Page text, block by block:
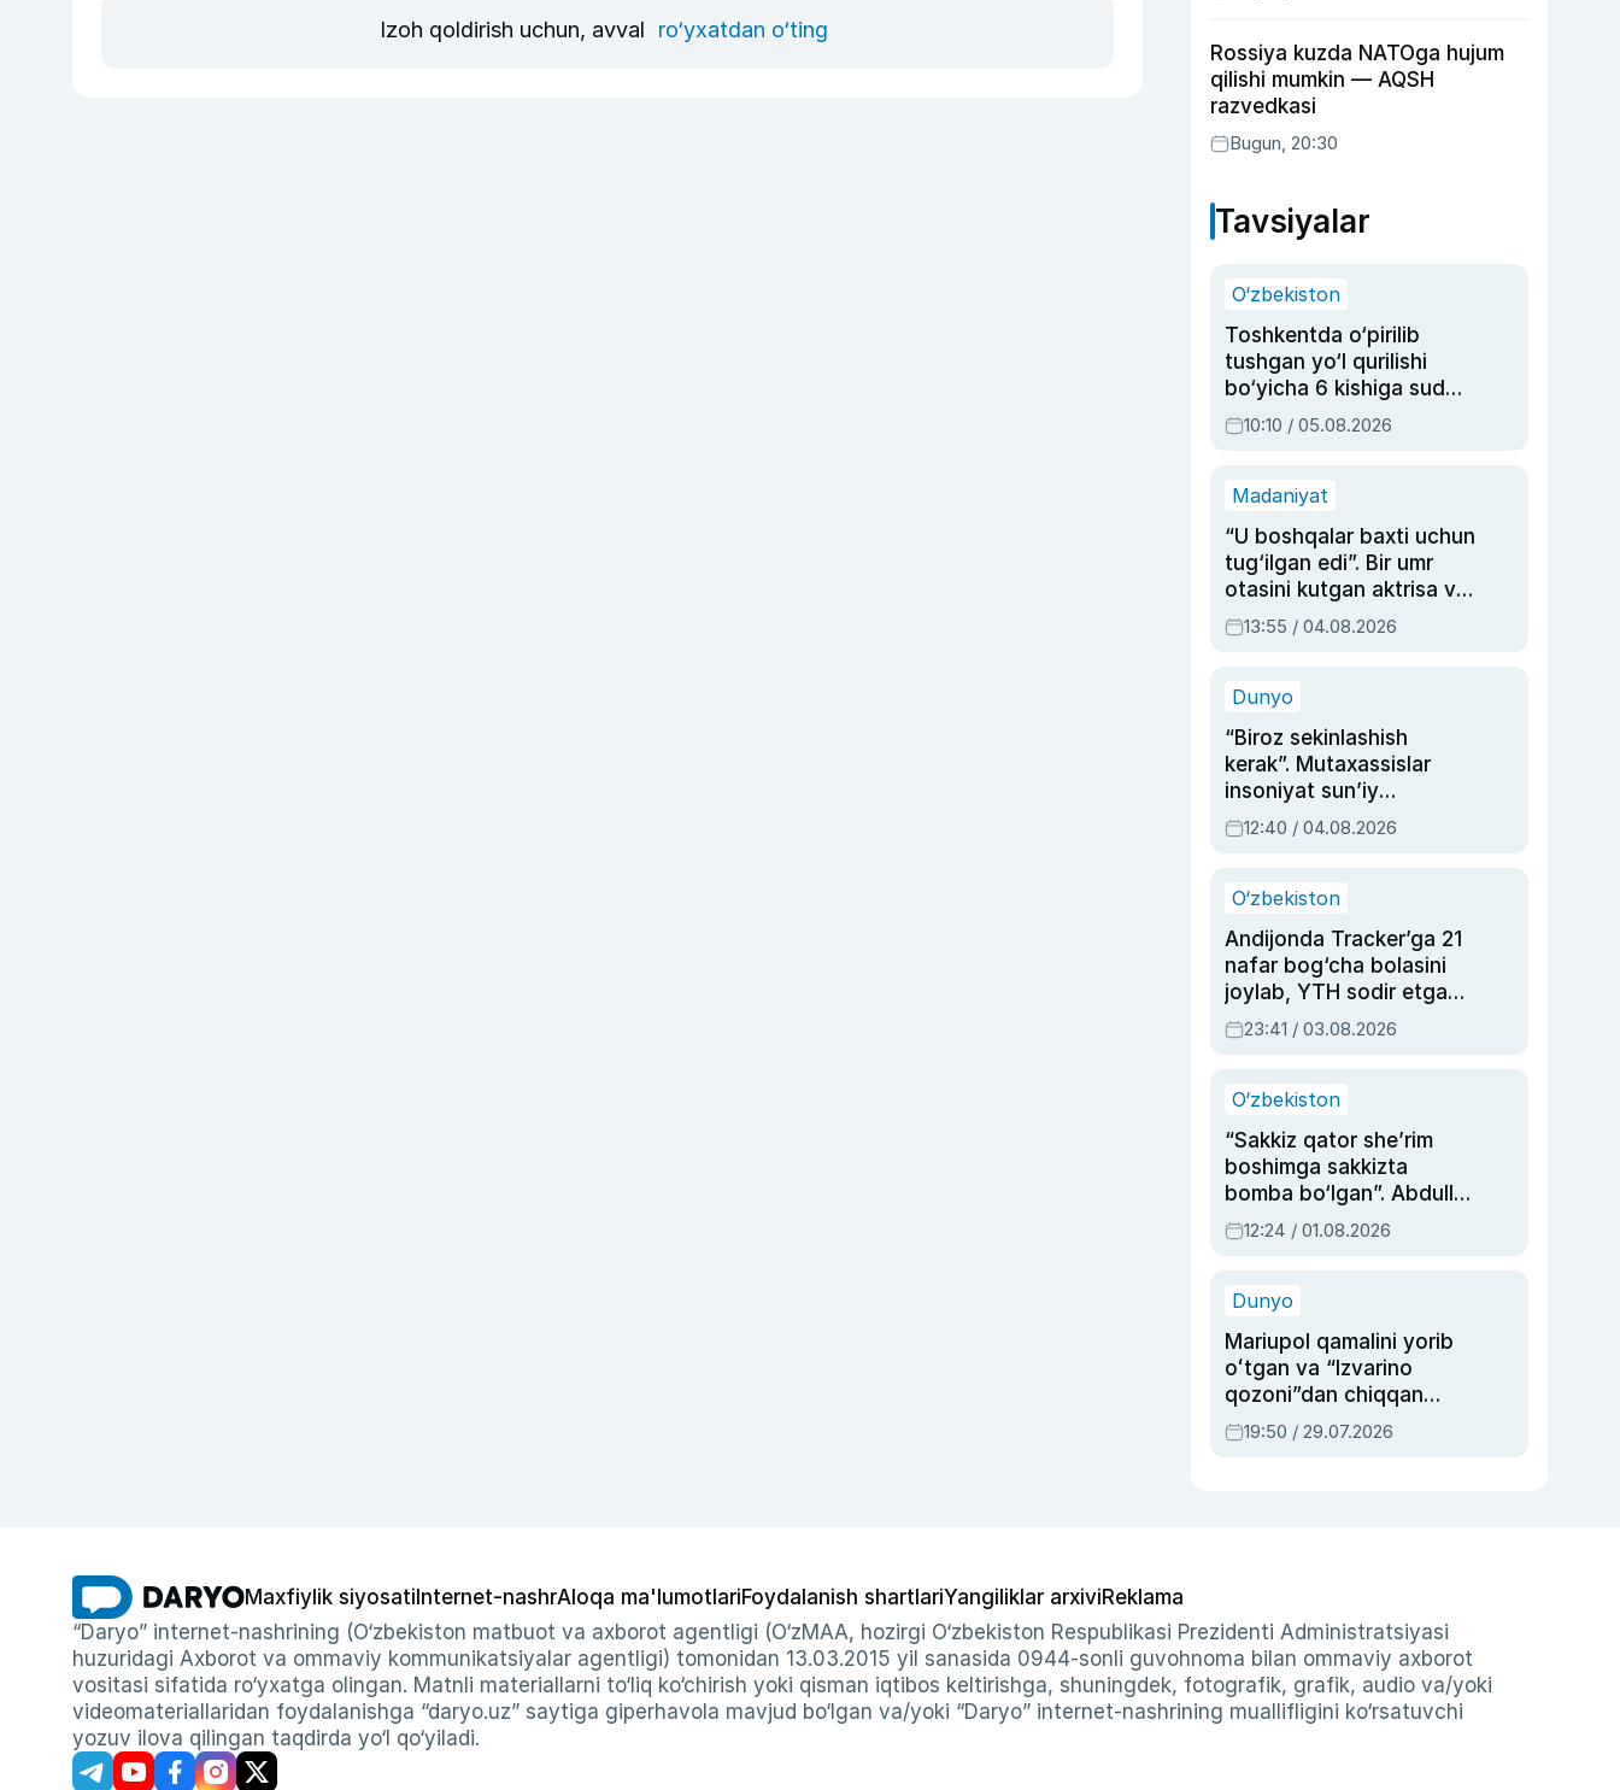
Izoh qoldirish uchun, avval ro‘yxatdan o‘ting
Rossiya kuzda NATOga hujum
qilishi mumkin — AQSH
razvedkasi
Bugun, 20:30
Tavsiyalar
O‘zbekiston
Toshkentda o‘pirilib
tushgan yo‘l qurilishi
bo‘yicha 6 kishiga sud
hukmi o‘qildi
10:10 / 05.08.2026
Madaniyat
“U boshqalar baxti uchun
tug‘ilgan edi”. Bir umr
otasini kutgan aktrisa va
dublyaj ustasi Rimma
Ahmedovaning
13:55 / 04.08.2026
Dunyo
“Biroz sekinlashish
kerak”. Mutaxassislar
insoniyat sun’iy
intellektni boshqara
olmay qolishidan xavotir
12:40 / 04.08.2026
O‘zbekiston
Andijonda Tracker’ga 21
nafar bog‘cha bolasini
joylab, YTH sodir etgan
ayolga sud hukmi o‘qildi
23:41 / 03.08.2026
O‘zbekiston
“Sakkiz qator she’rim
boshimga sakkizta
bomba bo‘lgan”. Abdulla
Oripovni siyosiy
ayblovlardan asrab
12:24 / 01.08.2026
Dunyo
Mariupol qamalini yorib
oʻtgan va “Izvarino
qozoni”dan chiqqan
qahramon — Ukraina
armiyasi bosh
19:50 / 29.07.2026
Maxfiylik siyosati Internet-nashrAloqa ma'lumotlariFoydalanish shartlariYangiliklar arxiviReklama
“Daryo” internet-nashrining (O‘zbekiston matbuot va axborot agentligi (O‘zMAA, hozirgi O‘zbekiston Respublikasi Prezidenti Administratsiyasi
huzuridagi Axborot va ommaviy kommunikatsiyalar agentligi) tomonidan 13.03.2015 yil sanasida 0944-sonli guvohnoma bilan ommaviy axborot
vositasi sifatida ro‘yxatga olingan. Matnli materiallarni to‘liq ko‘chirish yoki qisman iqtibos keltirishga, shuningdek, fotografik, grafik, audio va/yoki
videomateriallaridan foydalanishga “daryo.uz” saytiga giperhavola mavjud bo‘lgan va/yoki “Daryo” internet-nashrining muallifligini ko‘rsatuvchi
yozuv ilova qilingan taqdirda yo‘l qo‘yiladi.